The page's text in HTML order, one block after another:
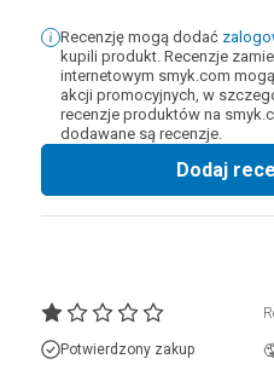
Recenzję mogą dodać
kupili produkt. Recenzje
internetowym smyk.com
akcji promocyjnych, w
recenzje produktów na
dodawane są recenzje.
Dodaj
Potwierdzony zakup